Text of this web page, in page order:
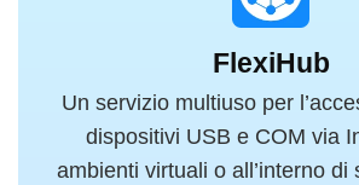
FlexiHub
Un servizio multiuso per
dispositivi USB e COM via
ambienti virtuali o all’interno di